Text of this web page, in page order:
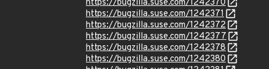
https://bugzilla.suse.com/1242370
https://bugzilla.suse.com/1242371
https://bugzilla.suse.com/1242372
https://bugzilla.suse.com/1242377
https://bugzilla.suse.com/1242378
https://bugzilla.suse.com/1242380